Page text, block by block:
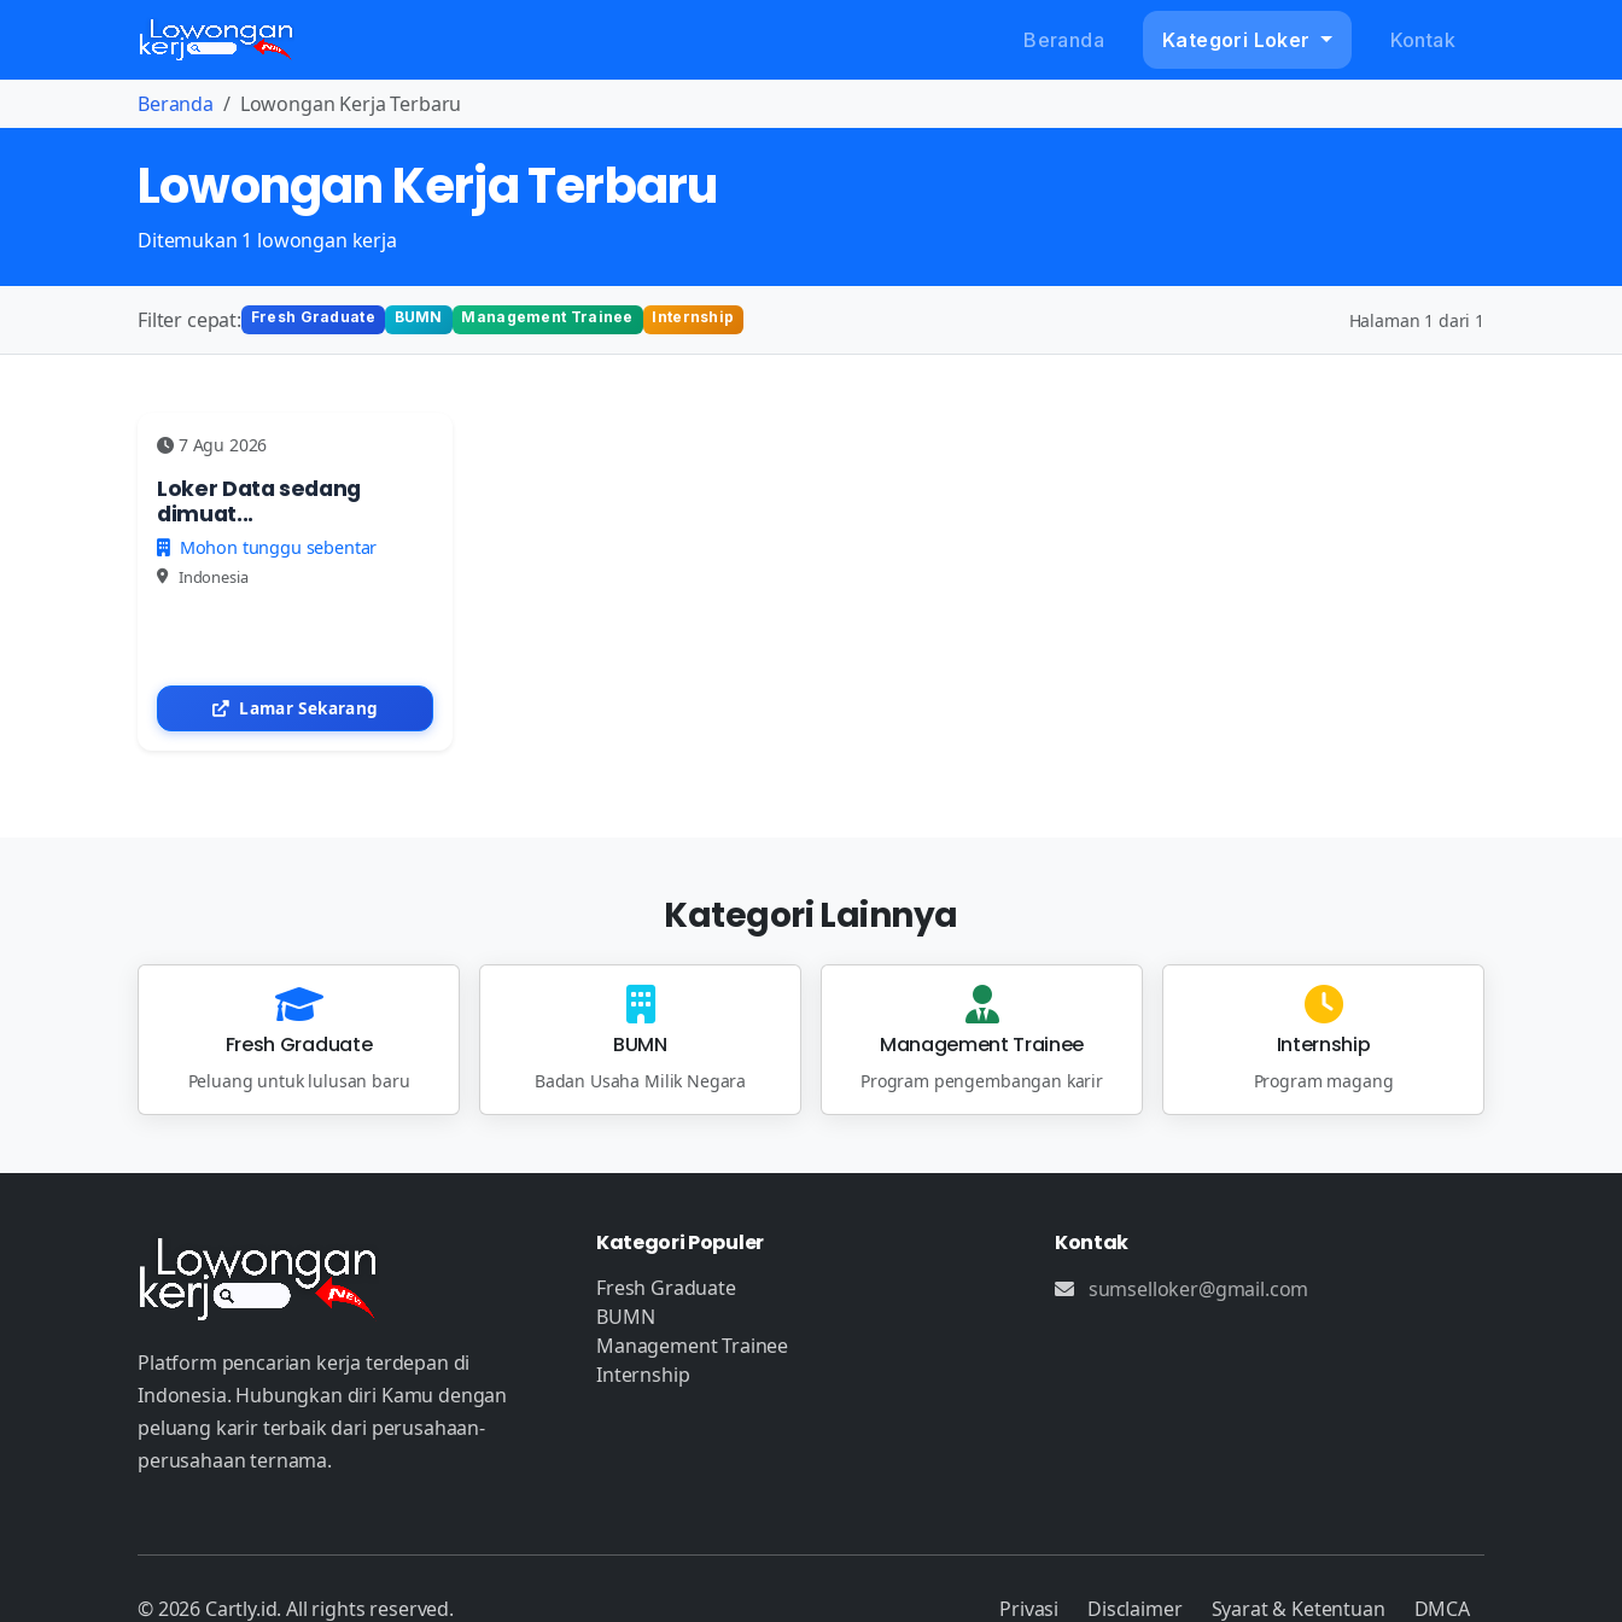
Beranda Kategori Loker Kontak
Beranda Lowongan Kerja Terbaru
Lowongan Kerja Terbaru
Ditemukan 1 lowongan kerja
Filter cepat: Fresh Graduate BUMN Management Trainee Internship Halaman 1 dari 1
7 Agu 2026
Loker Data sedang
dimuat...
Mohon tunggu sebentar
Indonesia
Lamar Sekarang
Kategori Lainnya
Fresh Graduate
Peluang untuk lulusan baru
BUMN
Badan Usaha Milik Negara
Management Trainee
Program pengembangan karir
Internship
Program magang
Platform pencarian kerja terdepan di
Indonesia. Hubungkan diri Kamu dengan
peluang karir terbaik dari perusahaan-
perusahaan ternama.
Kategori Populer
Fresh Graduate
BUMN
Management Trainee
Internship
Kontak
sumselloker@gmail.com
© 2026 Cartly.id. All rights reserved. Privasi Disclaimer Syarat & Ketentuan DMCA